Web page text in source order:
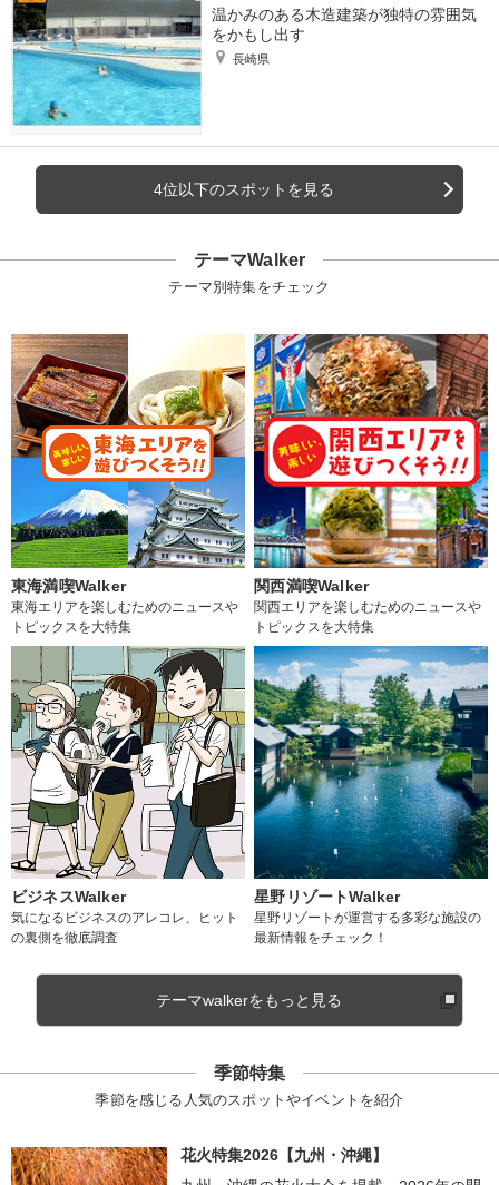
温かみのある木造建築が独特の雰囲気
をかもし出す
長崎県
4位以下のスポットを見る
テーマWalker
テーマ別特集をチェック
東海満喫Walker
東海エリアを楽しむためのニュースや
トピックスを大特集
関西満喫Walker
関西エリアを楽しむためのニュースや
トピックスを大特集
ビジネスWalker
気になるビジネスのアレコレ、ヒット
の裏側を徹底調査
星野リゾートWalker
星野リゾートが運営する多彩な施設の
最新情報をチェック！
テーマwalkerをもっと見る
季節特集
季節を感じる人気のスポットやイベントを紹介
花火特集2026【九州・沖縄】